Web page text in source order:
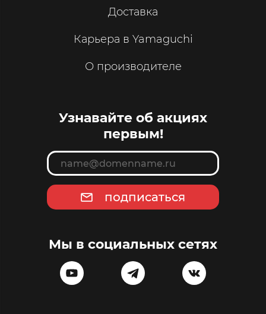
Доставка
Карьера в Yamaguchi
О производителе
Узнавайте об акциях
первым!
подписаться
Мы в социальных сетях